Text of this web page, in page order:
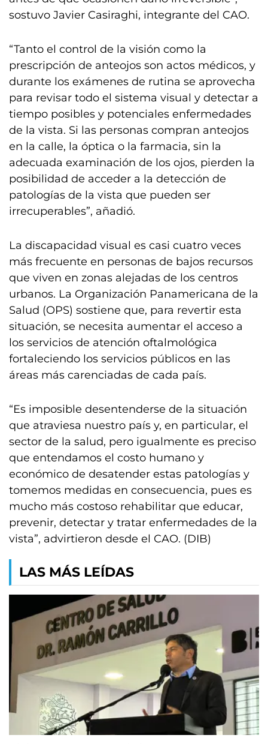
sostuvo Javier Casiraghi, integrante del CAO.
“Tanto el control de la visión como la
prescripción de anteojos son actos médicos, y
durante los exámenes de rutina se aprovecha
para revisar todo el sistema visual y detectar a
tiempo posibles y potenciales enfermedades
de la vista. Si las personas compran anteojos
en la calle, la óptica o la farmacia, sin la
adecuada examinación de los ojos, pierden la
posibilidad de acceder a la detección de
patologías de la vista que pueden ser
irrecuperables”, añadió.
La discapacidad visual es casi cuatro veces
más frecuente en personas de bajos recursos
que viven en zonas alejadas de los centros
urbanos. La Organización Panamericana de la
Salud (OPS) sostiene que, para revertir esta
situación, se necesita aumentar el acceso a
los servicios de atención oftalmológica
fortaleciendo los servicios públicos en las
áreas más carenciadas de cada país.
“Es imposible desentenderse de la situación
que atraviesa nuestro país y, en particular, el
sector de la salud, pero igualmente es preciso
que entendamos el costo humano y
económico de desatender estas patologías y
tomemos medidas en consecuencia, pues es
mucho más costoso rehabilitar que educar,
prevenir, detectar y tratar enfermedades de la
vista”, advirtieron desde el CAO. (DIB)
LAS MÁS LEÍDAS